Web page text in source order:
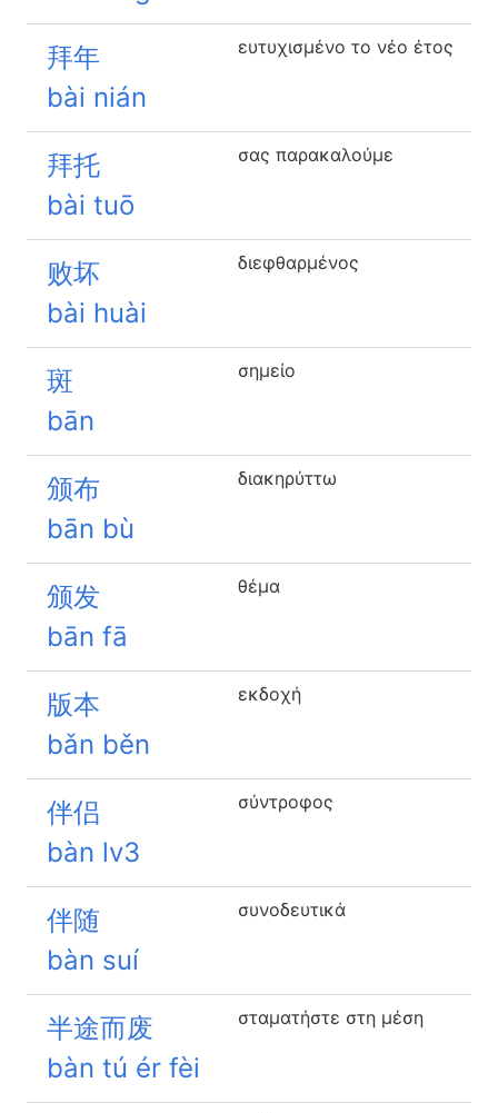
拜年
bài nián
ευτυχισμένο το νέο έτος
拜托
bài tuō
σας παρακαλούμε
败坏
bài huài
διεφθαρμένος
斑
bān
σημείο
颁布
bān bù
διακηρύττω
颁发
bān fā
θέμα
版本
bǎn běn
εκδοχή
伴侣
bàn lv3
σύντροφος
伴随
bàn suí
συνοδευτικά
半途而废
bàn tú ér fèi
σταματήστε στη μέση